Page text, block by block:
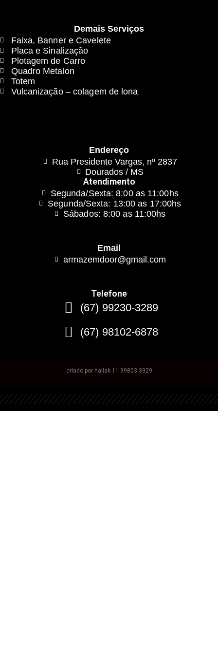
Demais Serviços
Faixa, Banner e Cavelete
Placa e Sinalização
Plotagem de Carro
Quadro Metalon
Totem
Vulcanização – colagem de lona
Endereço
Rua Presidente Vargas, nº 2837
Dourados / MS
Atendimento
Segunda/Sexta: 8:00 as 11:00hs
Segunda/Sexta: 13:00 as 17:00hs
Sábados: 8:00 as 11:00hs
Email
armazemdoor@gmail.com
Telefone
(67) 99230-3289
(67) 98102-6878
criado por hallak 11 99803 3929